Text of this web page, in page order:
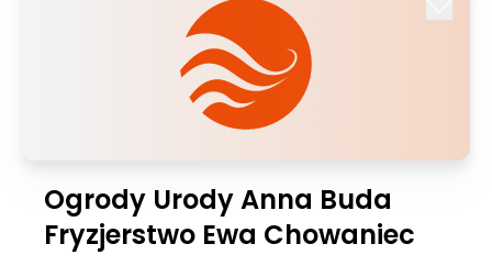
Ogrody Urody Anna Buda
Fryzjerstwo Ewa Chowaniec